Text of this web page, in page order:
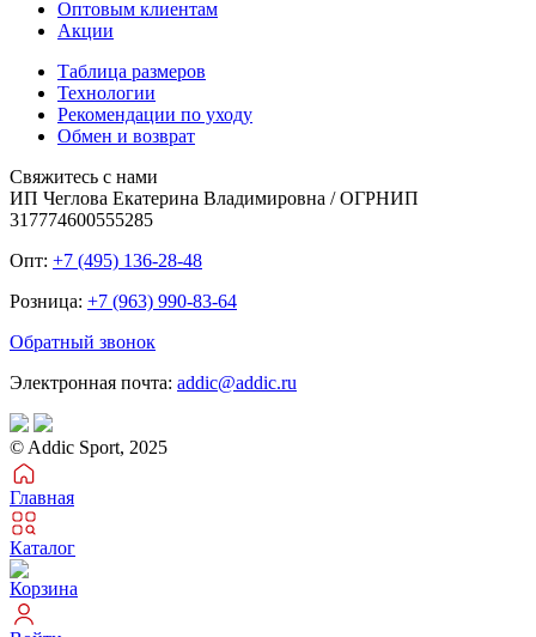
Оптовым клиентам
Акции
Таблица размеров
Технологии
Рекомендации по уходу
Обмен и возврат
Свяжитесь с нами
ИП Чеглова Екатерина Владимировна / ОГРНИП
317774600555285
Опт: +7 (495) 136-28-48
Розница: +7 (963) 990-83-64
Обратный звонок
Электронная почта: addic@addic.ru
© Addic Sport, 2025
Главная
Каталог
Корзина